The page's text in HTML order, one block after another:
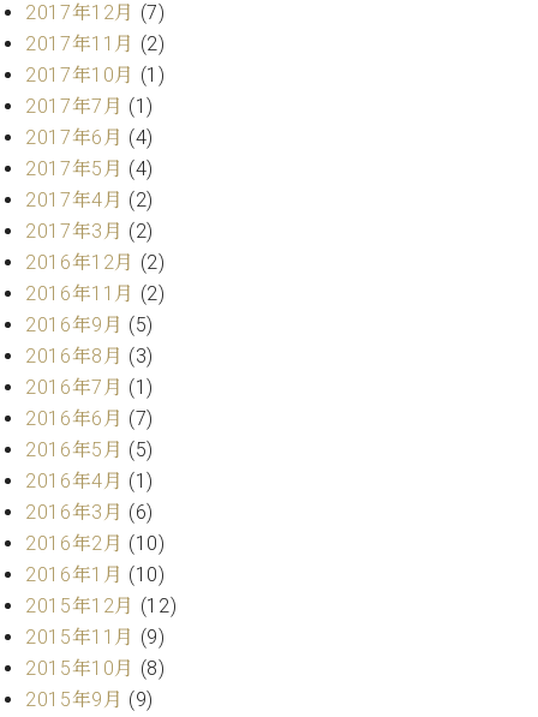
調
律
紹
介
調
律
料
金
お
問
い
合
わ
尾山調律師のブ
ログ Die
Musikgasse（音
楽の小道）
2017年12月 (7)
2017年11月 (2)
2017年10月 (1)
2017年7月 (1)
2017年6月 (4)
2017年5月 (4)
2017年4月 (2)
2017年3月 (2)
2016年12月 (2)
2016年11月 (2)
2016年9月 (5)
2016年8月 (3)
2016年7月 (1)
2016年6月 (7)
2016年5月 (5)
2016年4月 (1)
2016年3月 (6)
2016年2月 (10)
2016年1月 (10)
2015年12月 (12)
2015年11月 (9)
2015年10月 (8)
2015年9月 (9)